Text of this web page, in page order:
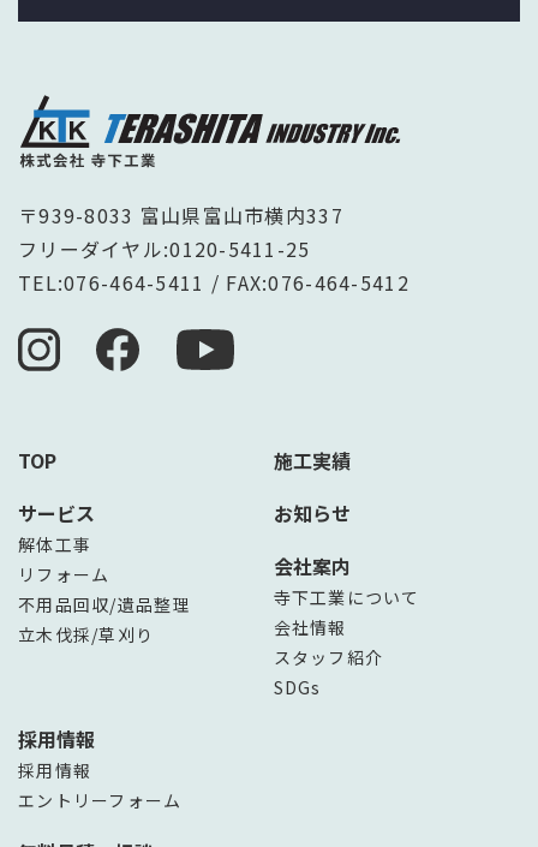
〒939-8033 富山県富山市横内337
フリーダイヤル:0120-5411-25
TEL:076-464-5411 / FAX:076-464-5412
TOP
サービス
解体工事
リフォーム
不用品回収/遺品整理
立木伐採/草刈り
施工実績
お知らせ
会社案内
寺下工業について
会社情報
スタッフ紹介
SDGs
採用情報
採用情報
エントリーフォーム